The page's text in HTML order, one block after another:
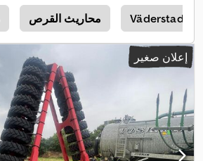
محاريث القرص Väderstad
إعلان صغير